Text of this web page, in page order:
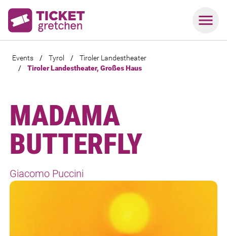
Events / Tyrol /
Tiroler Landestheater
/
Tiroler Landestheater, Großes Haus
MADAMA
BUTTERFLY
Giacomo Puccini